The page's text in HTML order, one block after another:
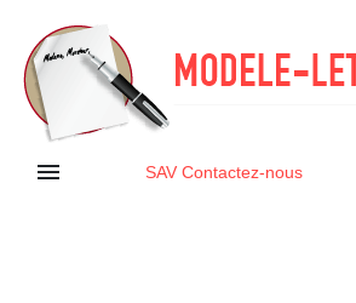
 SAV Contactez-nous